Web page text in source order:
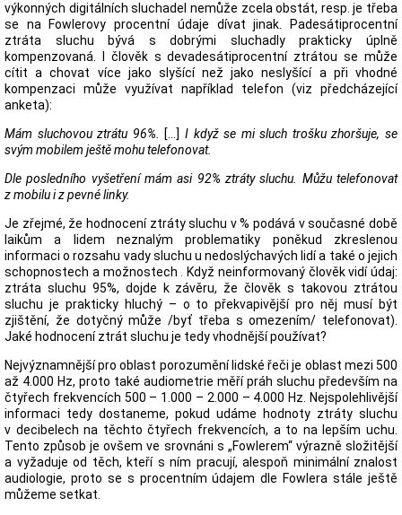
výkonných digitálních sluchadel nemůže zcela obstát, resp. je třeba
se na Fowlerovy procentní údaje dívat jinak. Padesátiprocentní
ztráta sluchu bývá s dobrými sluchadly prakticky úplně
kompenzovaná. I člověk s devadesátiprocentní ztrátou se může
cítit a chovat více jako slyšící než jako neslyšící a při vhodné
kompenzaci může využívat například telefon (viz předcházející
anketa):
Mám sluchovou ztrátu 96%.
[...] I když se mi sluch trošku zhoršuje, se
svým mobilem ještě mohu telefonovat.
Dle posledního vyšetření mám asi 92% ztráty sluchu. Můžu telefonovat
z mobilu i z pevné linky.
Je zřejmé, že hodnocení ztráty sluchu v % podává v současné době
laikům a lidem neznalým problematiky poněkud zkreslenou
informaci o rozsahu vady sluchu u nedoslýchavých lidí a také o jejich
schopnostech a možnostech
Když neinformovaný člověk vidí údaj:
ztráta sluchu 95%, dojde k závěru, že člověk s takovou ztrátou
sluchu je prakticky hluchý – o to překvapivější pro něj musí být
zjištění, že dotyčný může /byť třeba s omezením/ telefonovat).
Jaké hodnocení ztrát sluchu je tedy vhodnější používat?
Nejvýznamnější pro oblast porozumění lidské řeči je oblast mezi 500
až 4.000 Hz, proto také audiometrie měří práh sluchu především na
čtyřech frekvencích 500 – 1.000 – 2.000 – 4.000 Hz. Nejspolehlivější
informaci tedy dostaneme, pokud udáme hodnoty ztráty sluchu
v decibelech na těchto čtyřech frekvencích, a to na lepším uchu.
Tento způsob je ovšem ve srovnáni s „Fowlerem“ výrazně složitější
a vyžaduje od těch, kteří s ním pracují, alespoň minimální znalost
audiologie, proto se s procentním údajem dle Fowlera stále ještě
můžeme setkat.